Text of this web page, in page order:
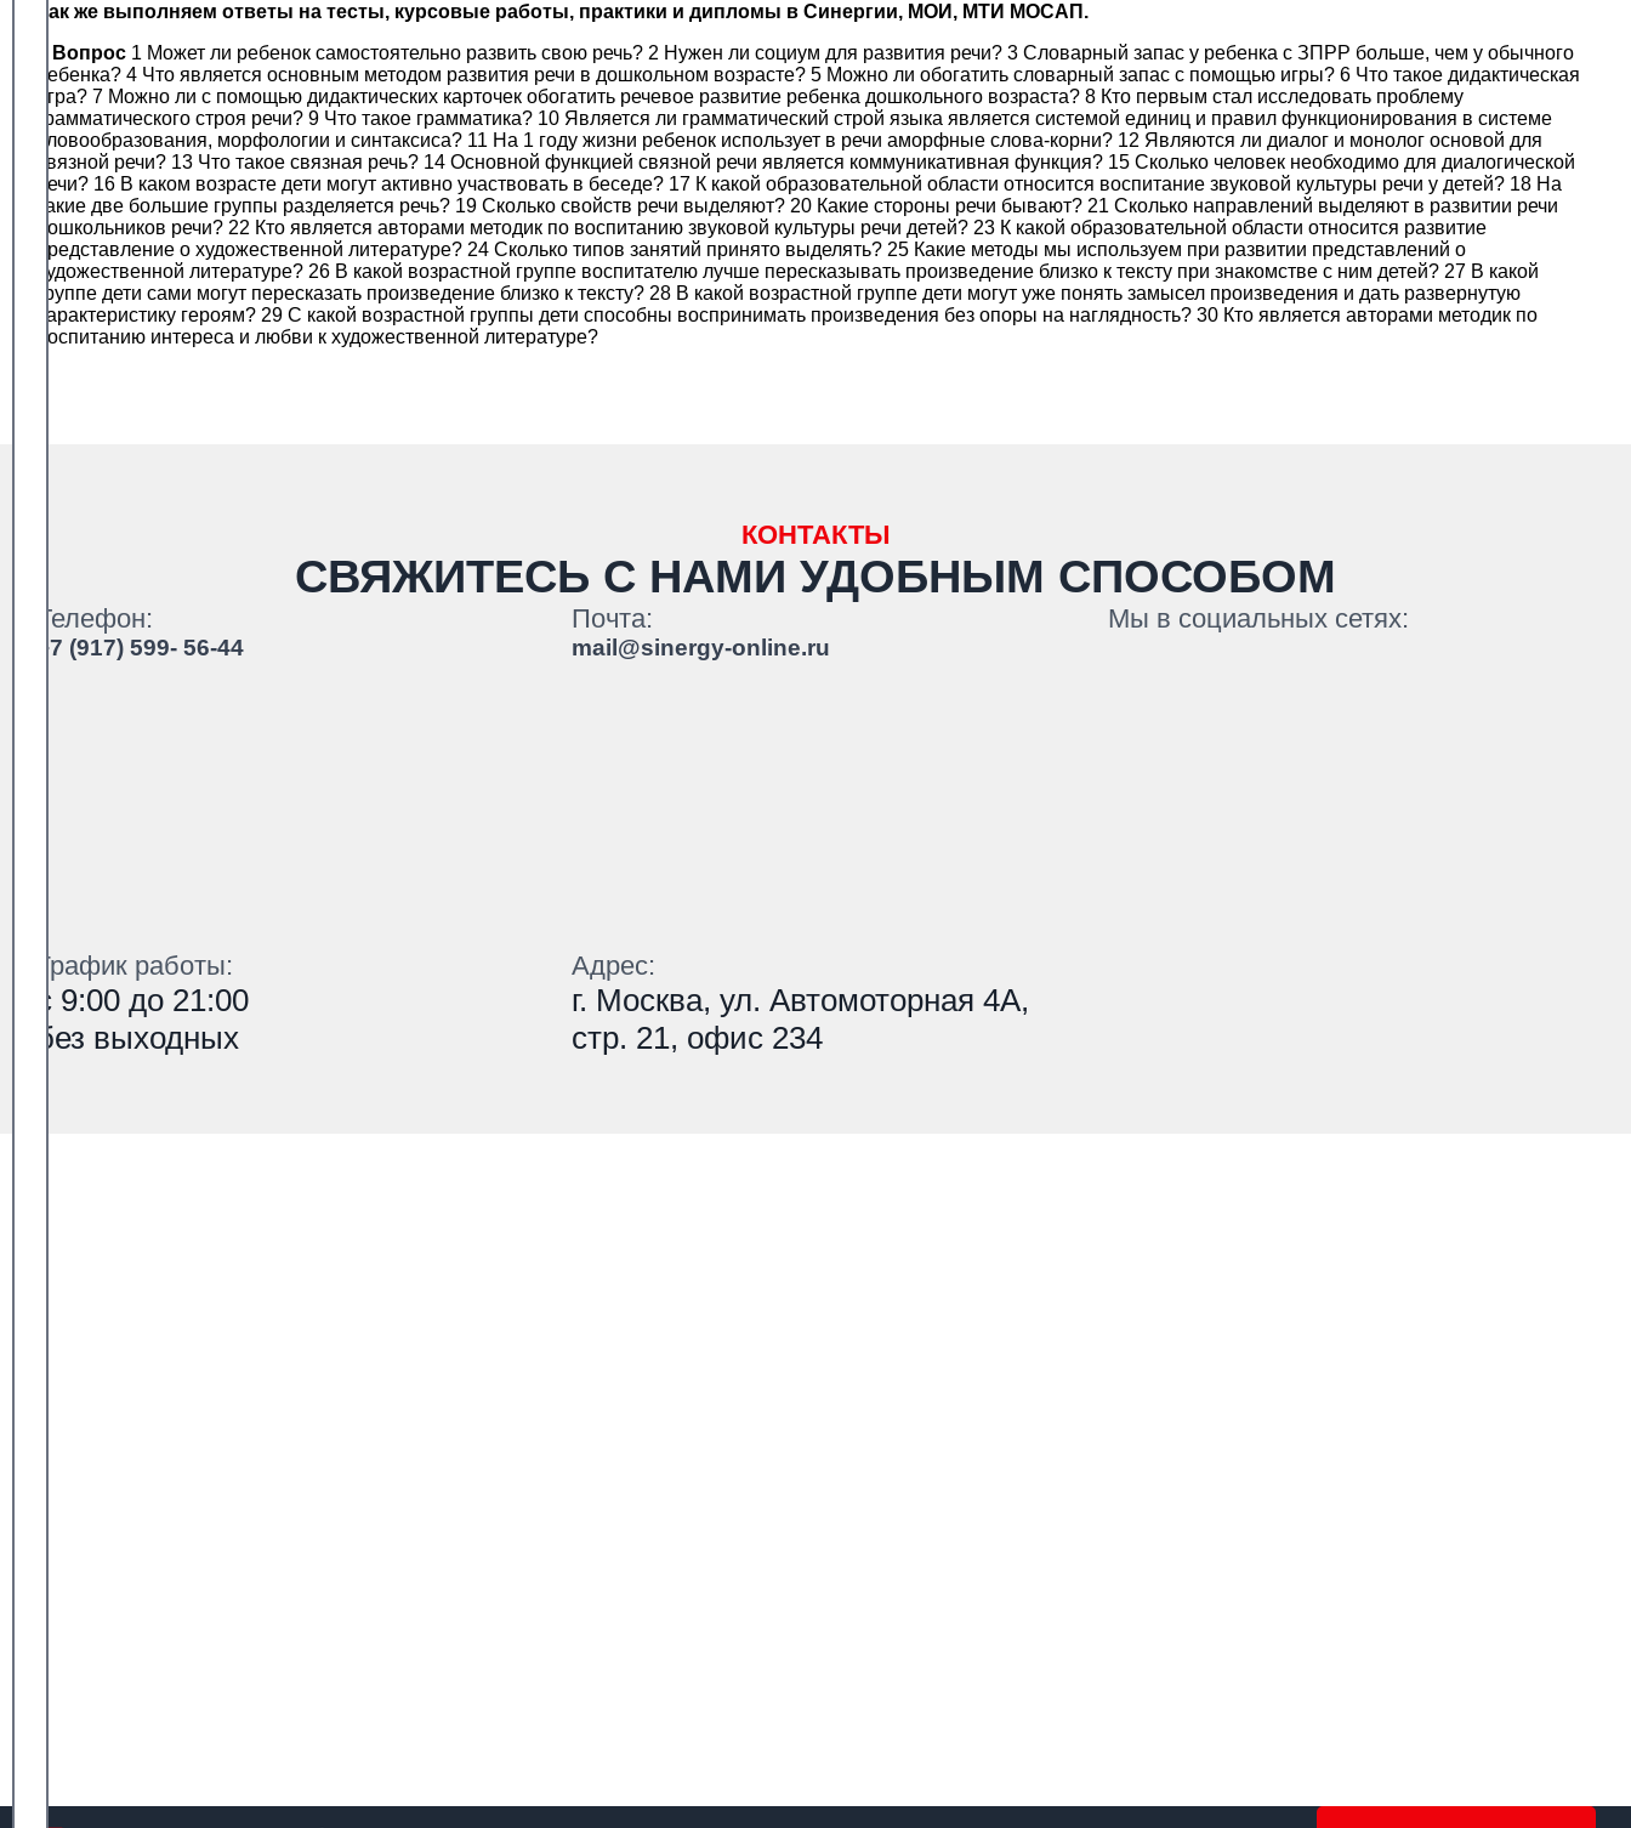
Так же выполняем ответы на тесты, курсовые работы, практики и дипломы в Синергии, МОИ, МТИ МОСАП.
Вопрос1 Может ли ребенок самостоятельно развить свою речь? 2 Нужен ли социум для развития речи? 3 Словарный запас у ребенка с ЗПРР больше, чем у обычного
ребенка? 4 Что является основным методом развития речи в дошкольном возрасте? 5 Можно ли обогатить словарный запас с помощью игры? 6 Что такое дидактическая
игра? 7 Можно ли с помощью дидактических карточек обогатить речевое развитие ребенка дошкольного возраста? 8 Кто первым стал исследовать проблему
грамматического строя речи? 9 Что такое грамматика? 10 Является ли грамматический строй языка является системой единиц и правил функционирования в системе
словообразования, морфологии и синтаксиса? 11 На 1 году жизни ребенок использует в речи аморфные слова-корни? 12 Являются ли диалог и монолог основой для
связной речи? 13 Что такое связная речь? 14 Основной функцией связной речи является коммуникативная функция? 15 Сколько человек необходимо для диалогической
речи? 16 В каком возрасте дети могут активно участвовать в беседе? 17 К какой образовательной области относится воспитание звуковой культуры речи у детей? 18 На
какие две большие группы разделяется речь? 19 Сколько свойств речи выделяют? 20 Какие стороны речи бывают? 21 Сколько направлений выделяют в развитии речи
дошкольников речи? 22 Кто является авторами методик по воспитанию звуковой культуры речи детей? 23 К какой образовательной области относится развитие
представление о художественной литературе? 24 Сколько типов занятий принято выделять? 25 Какие методы мы используем при развитии представлений о
художественной литературе? 26 В какой возрастной группе воспитателю лучше пересказывать произведение близко к тексту при знакомстве с ним детей? 27 В какой
группе дети сами могут пересказать произведение близко к тексту? 28 В какой возрастной группе дети могут уже понять замысел произведения и дать развернутую
характеристику героям? 29 С какой возрастной группы дети способны воспринимать произведения без опоры на наглядность? 30 Кто является авторами методик по
воспитанию интереса и любви к художественной литературе?
КОНТАКТЫ
СВЯЖИТЕСЬ С НАМИ УДОБНЫМ СПОСОБОМ
Телефон:
+7 (917) 599- 56-44
Почта:
mail@sinergy-online.ru
Мы в социальных сетях:
График работы:
с 9:00 до 21:00
без выходных
Адрес:
г. Москва, ул. Автомоторная 4А,
стр. 21, офис 234